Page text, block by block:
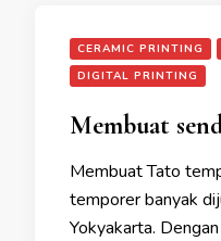
CERAMIC PRINTING
DIGITAL PRINTING
Membuat
Membuat Tato
temporer banyak
Yokyakarta.